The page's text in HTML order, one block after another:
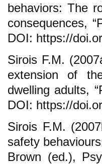
behaviors: The
consequences,
DOI: https://
Sirois F.M.
extension of
dwelling adults,
DOI: https://
Sirois F.M.
safety
Brown (ed.),